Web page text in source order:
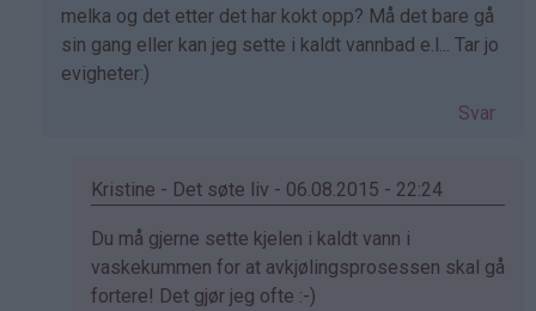
på
av
Elinda
melka og det etter det har kokt opp? Må det bare gå
sin gang eller kan jeg sette i kaldt vannbad e.l... Tar jo
evigheter:)
Svar
Kristine - Det søte liv - 06.08.2015 - 22:24
Som
svar
på
Du må gjerne sette kjelen i kaldt vann i
vaskekummen for at avkjølingsprosessen skal gå
fortere! Det gjør jeg ofte :-)